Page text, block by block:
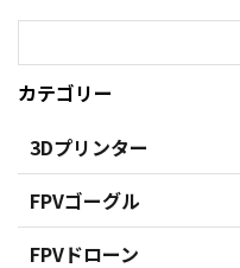
カテゴリー
3Dプリンター
FPVゴーグル
FPVドローン